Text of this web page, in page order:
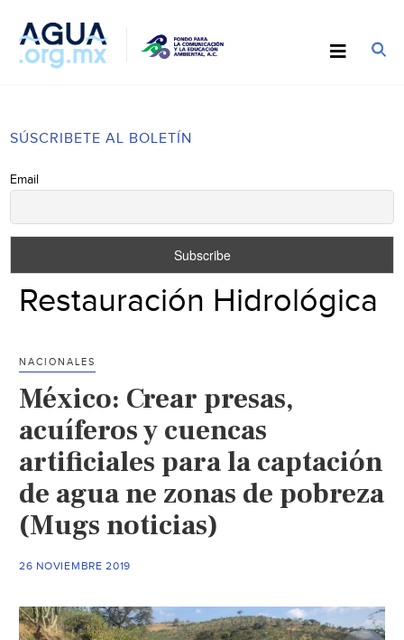
SÚSCRIBETE AL BOLETÍN
Email
Restauración Hidrológica
NACIONALES
México: Crear presas,
acuíferos y cuencas
artificiales para la captación
de agua ne zonas de pobreza
(Mugs noticias)
26 NOVIEMBRE 2019